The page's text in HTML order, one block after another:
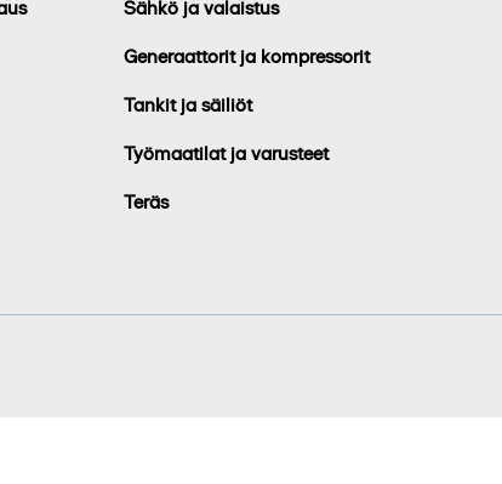
Sähkö ja valaistus
Generaattorit ja kompressorit
Tankit ja säiliöt
Työmaatilat ja varusteet
Teräs